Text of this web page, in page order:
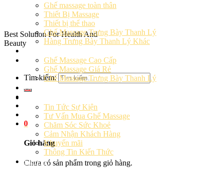
Best Solution For Health And
Beauty
Tìm kiếm:
0
Giỏ hàng
Chưa có sản phẩm trong giỏ hàng.
Ghế massage toàn thân
Thiết Bị Massage
Thiết bị thể thao
Ghế Massage Trưng Bày Thanh Lý
Hàng Trưng Bày Thanh Lý Khác
Ghế Massage Cao Cấp
Ghế Massage Giá Rẻ
Ghế Massage Trưng Bày Thanh Lý
Cảm Nhận Khách Hàng
Tin Tức Sự Kiện
Tư Vấn Mua Ghế Massage
Chăm Sóc Sức Khoẻ
Cảm Nhận Khách Hàng
Khuyến mãi
Thông Tin Kiến Thức
Liên hệ